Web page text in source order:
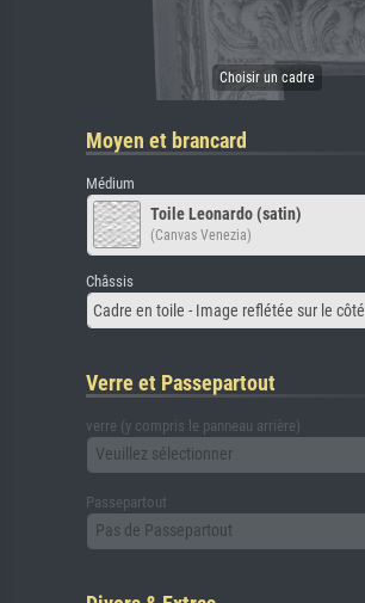
Moyen et brancard
Médium
Toile Leonardo (satin)
(Canvas Venezia)
Châssis
Cadre en toile - Image reflétée sur le côté
Verre et Passepartout
verre (y compris le panneau arrière)
Veuillez sélectionner
Passepartout
Pas de Passepartout